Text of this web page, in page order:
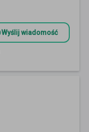
Wyślij wiadomość